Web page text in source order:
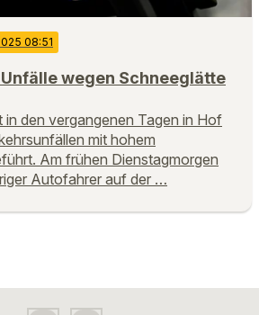
08:51
wegen Schneeglätte
in den vergangenen Tagen in Hof
mit hohem
Am frühen Dienstagmorgen
Autofahrer auf der …